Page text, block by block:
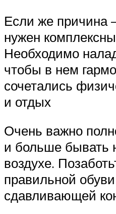
Если же причина
нужен
Необходимо
чтобы в нем
сочетались
и отдых
Очень важно
и больше бывать
воздухе.
правильной
сдавливающей